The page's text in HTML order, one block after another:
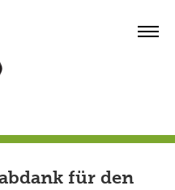
für den